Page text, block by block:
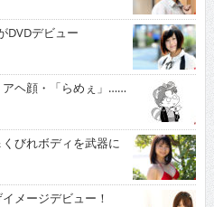
DVDデビュー
ヘ顔・「らめぇ」……
びれボディを武器に
メージデビュー！